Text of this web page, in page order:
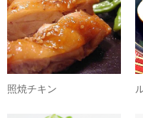
照焼チキン